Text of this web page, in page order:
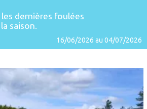
les dernières foulées
saison.
16/06/2026 au 04/07/2026